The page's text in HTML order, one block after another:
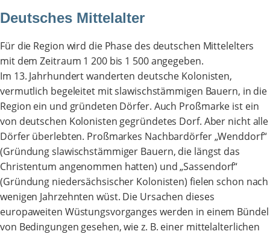
Deutsches Mittelalter
Für die Region wird die Phase des deutschen Mittelelters
mit dem Zeitraum 1 200 bis 1 500 angegeben.
Im 13. Jahrhundert wanderten deutsche Kolonisten,
vermutlich begeleitet mit slawischstämmigen Bauern, in die
Region ein und gründeten Dörfer. Auch Proßmarke ist ein
von deutschen Kolonisten gegründetes Dorf. Aber nicht alle
Dörfer überlebten. Proßmarkes Nachbardörfer „Wenddorf“
(Gründung slawischstämmiger Bauern, die längst das
Christentum angenommen hatten) und „Sassendorf“
(Gründung niedersächsischer Kolonisten) fielen schon nach
wenigen Jahrzehnten wüst. Die Ursachen dieses
europaweiten Wüstungsvorganges werden in einem Bündel
von Bedingungen gesehen, wie z. B. einer mittelalterlichen